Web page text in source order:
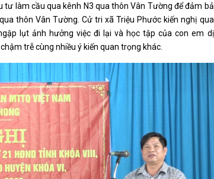
làm cầu qua kênh N3 qua thôn Vân Tường để đảm
thôn Vân Tường. Cử tri xã Triệu Phước kiến nghị
lụt ảnh hưởng việc đi lại và học tập của con em
trễ cùng nhiều ý kiến quan trọng khác.